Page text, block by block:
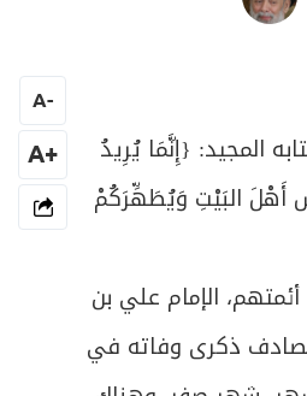
المجيد: {إِنَّمَا يُرِيدُ
أَهْلَ البَيْتِ وَيُطَهِّرَكُمْ
الإمام علي بن
ذكرى وفاته في
-
A
+A